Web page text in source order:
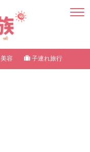
美容 子連れ旅行